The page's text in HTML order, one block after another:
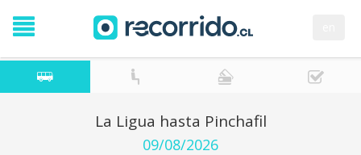
La Ligua hasta Pinchafil
09/08/2026